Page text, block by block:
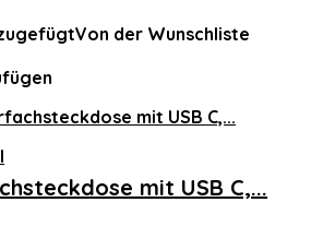
Von der Wunschliste
mit USB C,...